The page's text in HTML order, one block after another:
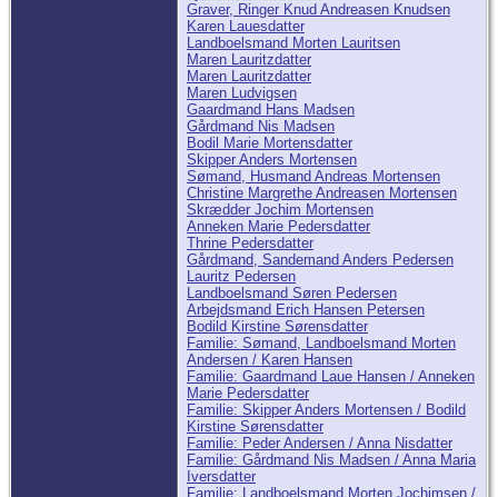
Graver, Ringer Knud Andreasen Knudsen
Karen Lauesdatter
Landboelsmand Morten Lauritsen
Maren Lauritzdatter
Maren Lauritzdatter
Maren Ludvigsen
Gaardmand Hans Madsen
Gårdmand Nis Madsen
Bodil Marie Mortensdatter
Skipper Anders Mortensen
Sømand, Husmand Andreas Mortensen
Christine Margrethe Andreasen Mortensen
Skrædder Jochim Mortensen
Anneken Marie Pedersdatter
Thrine Pedersdatter
Gårdmand, Sandemand Anders Pedersen
Lauritz Pedersen
Landboelsmand Søren Pedersen
Arbejdsmand Erich Hansen Petersen
Bodild Kirstine Sørensdatter
Familie: Sømand, Landboelsmand Morten
Andersen / Karen Hansen
Familie: Gaardmand Laue Hansen / Anneken
Marie Pedersdatter
Familie: Skipper Anders Mortensen / Bodild
Kirstine Sørensdatter
Familie: Peder Andersen / Anna Nisdatter
Familie: Gårdmand Nis Madsen / Anna Maria
Iversdatter
Familie: Landboelsmand Morten Jochimsen /